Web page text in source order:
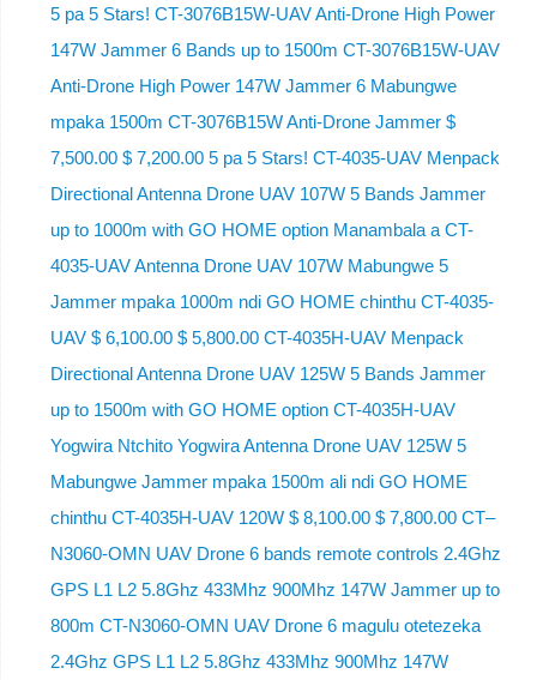
5 pa 5 Stars! CT-3076B15W-UAV Anti-Drone High Power
147W Jammer 6 Bands up to 1500m CT-3076B15W-UAV
Anti-Drone High Power 147W Jammer 6 Mabungwe
mpaka 1500m CT-3076B15W Anti-Drone Jammer $
7,500.00 $ 7,200.00 5 pa 5 Stars! CT-4035-UAV Menpack
Directional Antenna Drone UAV 107W 5 Bands Jammer
up to 1000m with GO HOME option Manambala a CT-
4035-UAV Antenna Drone UAV 107W Mabungwe 5
Jammer mpaka 1000m ndi GO HOME chinthu CT-4035-
UAV $ 6,100.00 $ 5,800.00 CT-4035H-UAV Menpack
Directional Antenna Drone UAV 125W 5 Bands Jammer
up to 1500m with GO HOME option CT-4035H-UAV
Yogwira Ntchito Yogwira Antenna Drone UAV 125W 5
Mabungwe Jammer mpaka 1500m ali ndi GO HOME
chinthu CT-4035H-UAV 120W $ 8,100.00 $ 7,800.00 CT–
N3060-OMN UAV Drone 6 bands remote controls 2.4Ghz
GPS L1 L2 5.8Ghz 433Mhz 900Mhz 147W Jammer up to
800m CT-N3060-OMN UAV Drone 6 magulu otetezeka
2.4Ghz GPS L1 L2 5.8Ghz 433Mhz 900Mhz 147W